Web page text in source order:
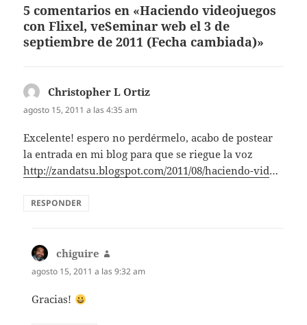
5 comentarios en «Haciendo videojuegos
con Flixel, veSeminar web el 3 de
septiembre de 2011 (Fecha cambiada)»
Christopher L Ortiz
agosto 15, 2011 a las 4:35 am
Excelente! espero no perdérmelo, acabo de postear
la entrada en mi blog para que se riegue la voz
http://zandatsu.blogspot.com/2011/08/haciendo-vid…
RESPONDER
chiguire
agosto 15, 2011 a las 9:32 am
Gracias!